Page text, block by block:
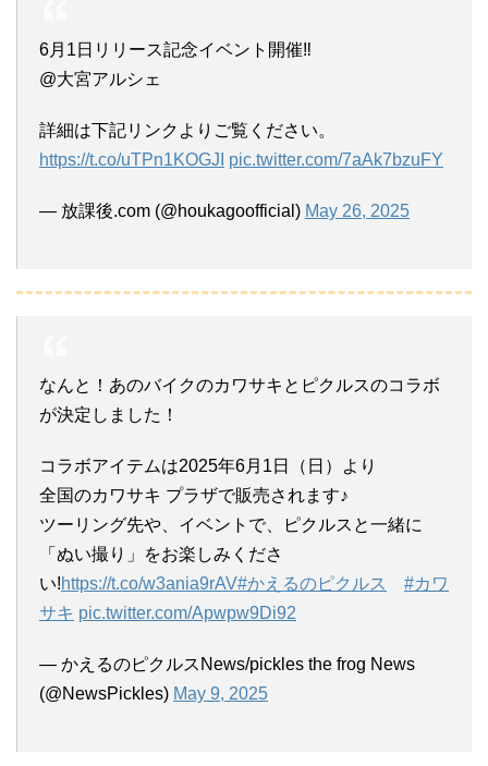
6月1日リリース記念イベント開催‼︎
@大宮アルシェ
詳細は下記リンクよりご覧ください。
https://t.co/uTPn1KOGJI pic.twitter.com/7aAk7bzuFY
— 放課後.com (@houkagoofficial) May 26, 2025
なんと！あのバイクのカワサキとピクルスのコラボ
が決定しました！
コラボアイテムは2025年6月1日（日）より
全国のカワサキ プラザで販売されます♪
ツーリング先や、イベントで、ピクルスと一緒に
「ぬい撮り」をお楽しみくださ
い!https://t.co/w3ania9rAV#かえるのピクルス
#カワ
サキ pic.twitter.com/Apwpw9Di92
— かえるのピクルスNews/pickles the frog News
(@NewsPickles) May 9, 2025